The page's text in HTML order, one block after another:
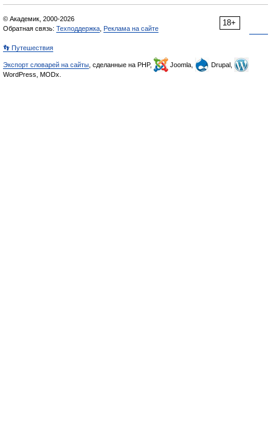
18+
© Академик, 2000-2026
Обратная связь: Техподдержка Реклама на сайте
👣 Путешествия
Экспорт словарей на сайты , сделанные на PHP, Joomla,
Drupal,
WordPress, MODx.